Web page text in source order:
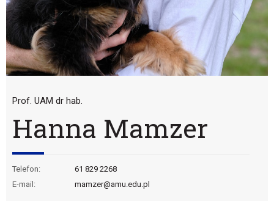
Prof. UAM dr hab.
Hanna Mamzer
Telefon:
61 829 2268
E-mail:
mamzer@amu.edu.pl